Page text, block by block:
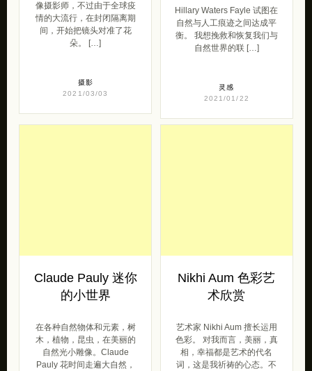
像摄影师，不过由于全球疫
情的大流行，在封闭隔离期
间，开始把镜头对准了花
朵。 […]
摄影
2021/03/03
Hillary Waters Fayle 试图在
自然与人工痕迹之间达成平
衡。 我想挽救和恢复我们与
自然世界的联 […]
灵感
2021/01/22
Claude Pauly 迷你
的小世界
在各种自然物体和元素，树
木，植物，昆虫，在美丽的
自然光小雕像。Claude
Pauly 花时间走遍大自然，
Nikhi Aum 色彩艺
术欣赏
艺术家 Nikhi Aum 擅长运用
色彩。 对我而言，美丽，真
相，幸福都是艺术的代名
词，这是我祈祷的心态。不